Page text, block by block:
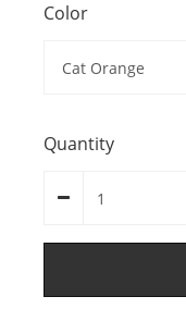
Color
Quantity